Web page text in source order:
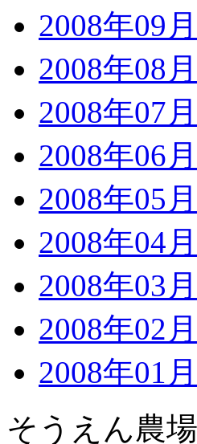
2008年09
2008年08
2008年07
2008年06
2008年05
2008年04
2008年03
2008年02
2008年01
そうえん農場